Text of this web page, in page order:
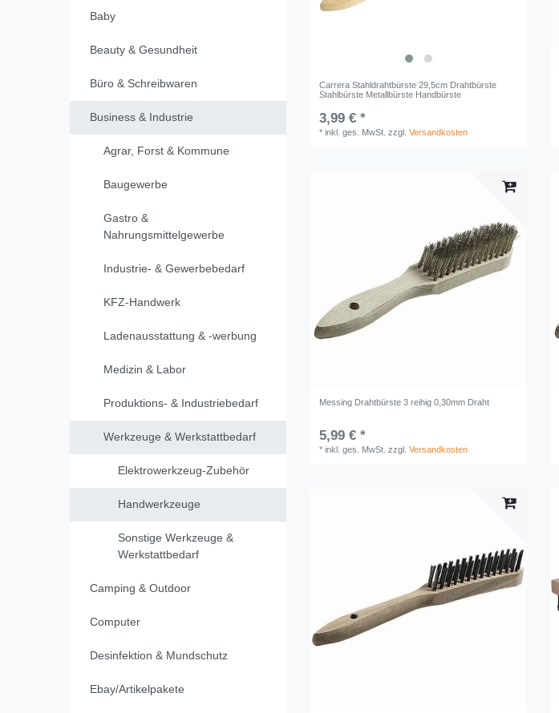
Baby
Beauty & Gesundheit
Büro & Schreibwaren
Business & Industrie
Agrar, Forst & Kommune
Baugewerbe
Gastro &
Nahrungsmittelgewerbe
Industrie- & Gewerbebedarf
KFZ-Handwerk
Ladenausstattung & -werbung
Medizin & Labor
Produktions- & Industriebedarf
Werkzeuge & Werkstattbedarf
Elektrowerkzeug-Zubehör
Handwerkzeuge
Sonstige Werkzeuge &
Werkstattbedarf
Camping & Outdoor
Computer
Desinfektion & Mundschutz
Ebay/Artikelpakete
Carrera Stahldrahtbürste 29,5cm Drahtbürste
Stahlbürste Metallbürste Handbürste
3,99 € *
*inkl. ges. MwSt. zzgl.Versandkosten
Messing Drahtbürste 3 reihig 0,30mm Draht
5,99 € *
*inkl. ges. MwSt. zzgl.Versandkosten